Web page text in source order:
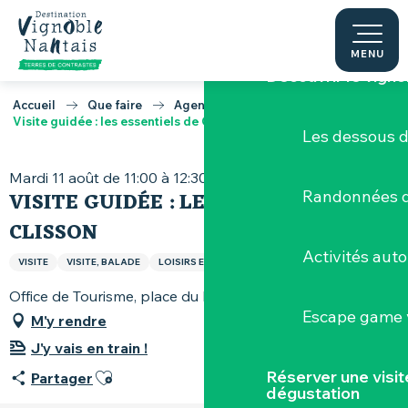
Aller
contenu
principal
MENU
Terres de Muscadet
Découvrir le
Les dessous
Randonnées
Activités
Escape
Réserver une
dégustation
Accueil Que faire
Agenda
Visite guidée : les essentiels de Clisson
Mardi 11 août de 11:00 à 12:30
VISITE GUIDÉE : LES ESSENTIELS DE
CLISSON
VISITE VISITE, BALADE LOISIRS ET SPORTS
Office de Tourisme, place du Minage, 44190 Clisson
M'y rendre
J'y vais en train !
Partager Ajouter aux favoris